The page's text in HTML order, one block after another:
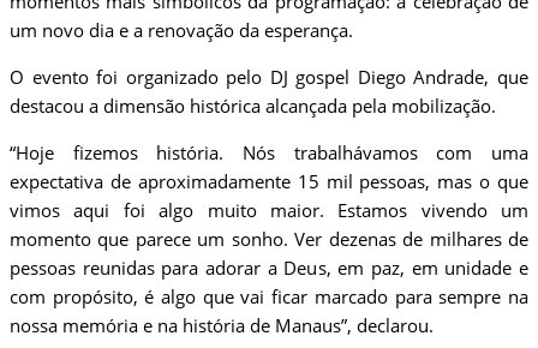
um novo dia e a renovação da esperança.
O evento foi organizado pelo DJ gospel Diego Andrade, que
destacou a dimensão histórica alcançada pela mobilização.
“Hoje fizemos história. Nós trabalhávamos com uma
expectativa de aproximadamente 15 mil pessoas, mas o que
vimos aqui foi algo muito maior. Estamos vivendo um
momento que parece um sonho. Ver dezenas de milhares de
pessoas reunidas para adorar a Deus, em paz, em unidade e
com propósito, é algo que vai ficar marcado para sempre na
nossa memória e na história de Manaus”, declarou.